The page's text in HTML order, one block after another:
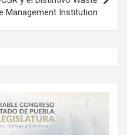
Management Institution